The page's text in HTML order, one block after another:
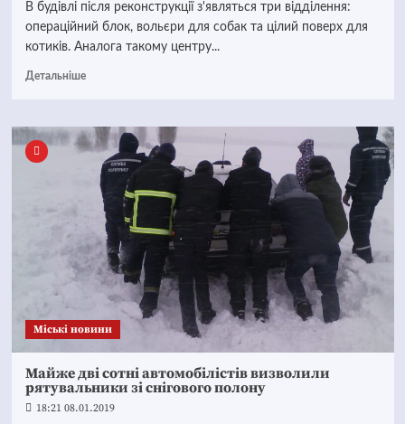
В будівлі після реконструкції з'являться три відділення:
операційний блок, вольєри для собак та цілий поверх для
котиків. Аналога такому центру...
Детальніше
Mіські новини
Майже дві сотні автомобілістів визволили
рятувальники зі снігового полону
18:21 08.01.2019